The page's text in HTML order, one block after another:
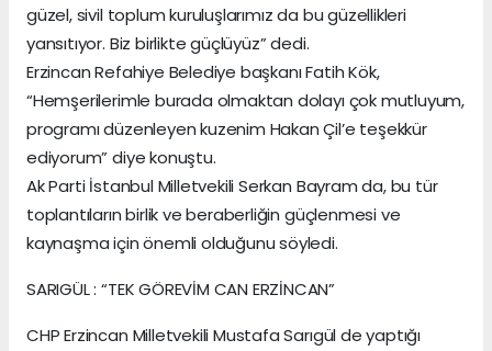
güzel, sivil toplum kuruluşlarımız da bu güzellikleri
yansıtıyor. Biz birlikte güçlüyüz” dedi.
Erzincan Refahiye Belediye başkanı Fatih Kök,
“Hemşerilerimle burada olmaktan dolayı çok mutluyum,
programı düzenleyen kuzenim Hakan Çil’e teşekkür
ediyorum” diye konuştu.
Ak Parti İstanbul Milletvekili Serkan Bayram da, bu tür
toplantıların birlik ve beraberliğin güçlenmesi ve
kaynaşma için önemli olduğunu söyledi.
SARIGÜL : “TEK GÖREVİM CAN ERZİNCAN”
CHP Erzincan Milletvekili Mustafa Sarıgül de yaptığı